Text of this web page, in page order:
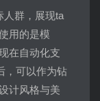
人群，展现ta
用的是模
在自动化支
，可以作为钻
计风格与美